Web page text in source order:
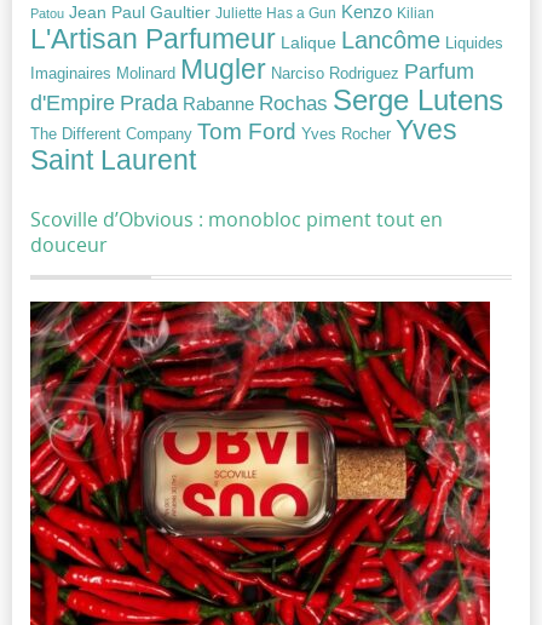
Patou Jean Paul Gaultier Juliette Has a Gun Kenzo Kilian
L'Artisan Parfumeur Lalique Lancôme
Liquides
Imaginaires Molinard Mugler Narciso Rodriguez Parfum
d'Empire Prada Rabanne Rochas Serge Lutens
The Different Company Tom Ford Yves Rocher Yves
Saint Laurent
Scoville d’Obvious : monobloc piment tout en
douceur